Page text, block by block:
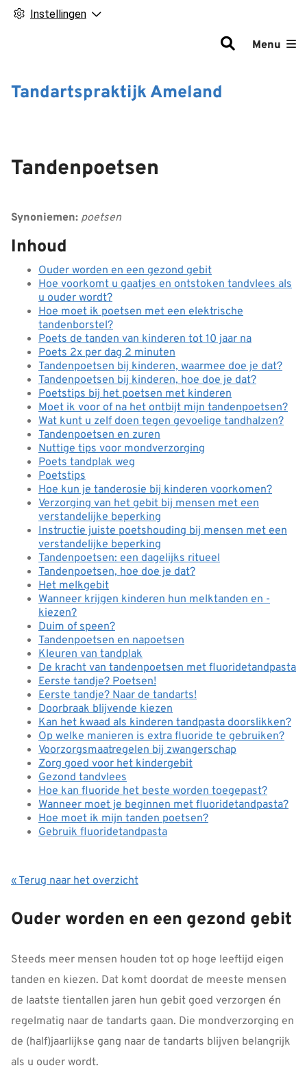
Instellingen
Tandartspraktijk Ameland
Menu
Tandenpoetsen
Synoniemen: poetsen
Inhoud
Ouder worden en een gezond gebit
Hoe voorkomt u gaatjes en ontstoken tandvlees als
u ouder wordt?
Hoe moet ik poetsen met een elektrische
tandenborstel?
Poets de tanden van kinderen tot 10 jaar na
Poets 2x per dag 2 minuten
Tandenpoetsen bij kinderen, waarmee doe je dat?
Tandenpoetsen bij kinderen, hoe doe je dat?
Poetstips bij het poetsen met kinderen
Moet ik voor of na het ontbijt mijn tandenpoetsen?
Wat kunt u zelf doen tegen gevoelige tandhalzen?
Tandenpoetsen en zuren
Nuttige tips voor mondverzorging
Poets tandplak weg
Poetstips
Hoe kun je tanderosie bij kinderen voorkomen?
Verzorging van het gebit bij mensen met een
verstandelijke beperking
Instructie juiste poetshouding bij mensen met een
verstandelijke beperking
Tandenpoetsen: een dagelijks ritueel
Tandenpoetsen, hoe doe je dat?
Het melkgebit
Wanneer krijgen kinderen hun melktanden en -
kiezen?
Duim of speen?
Tandenpoetsen en napoetsen
Kleuren van tandplak
De kracht van tandenpoetsen met fluoridetandpasta
Eerste tandje? Poetsen!
Eerste tandje? Naar de tandarts!
Doorbraak blijvende kiezen
Kan het kwaad als kinderen tandpasta doorslikken?
Op welke manieren is extra fluoride te gebruiken?
Voorzorgsmaatregelen bij zwangerschap
Zorg goed voor het kindergebit
Gezond tandvlees
Hoe kan fluoride het beste worden toegepast?
Wanneer moet je beginnen met fluoridetandpasta?
Hoe moet ik mijn tanden poetsen?
Gebruik fluoridetandpasta
« Terug naar het overzicht
Ouder worden en een gezond gebit
Steeds meer mensen houden tot op hoge leeftijd eigen
tanden en kiezen. Dat komt doordat de meeste mensen
de laatste tientallen jaren hun gebit goed verzorgen én
regelmatig naar de tandarts gaan. Die mondverzorging en
de (half)jaarlijkse gang naar de tandarts blijven belangrijk
als u ouder wordt.